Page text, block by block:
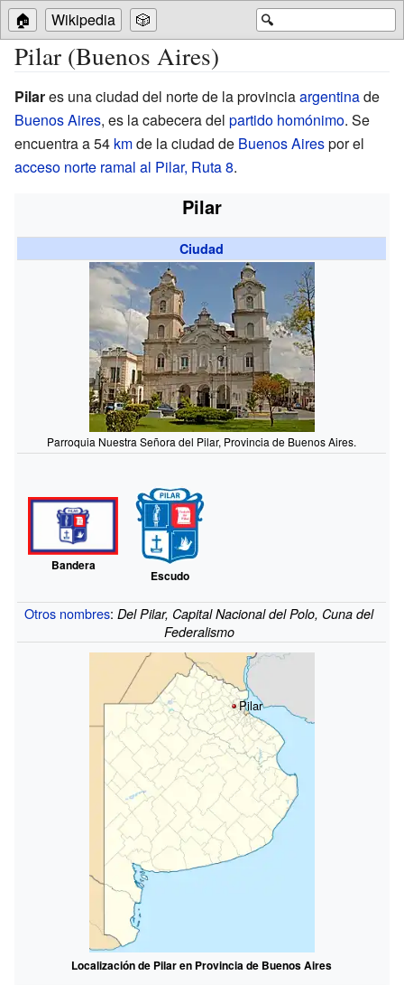
🔍
🏠 Wikipedia 🎲
Pilar (Buenos Aires)
Pilares una ciudad del norte de la provinciaargentinade
Buenos Aires, es la cabecera del partido homónimo. Se
encuentra a 54 kmde la ciudad de Buenos Airespor el
acceso norte ramal al Pilar, Ruta 8.
Pilar
Ciudad
Parroquia Nuestra Señora del Pilar, Provincia de Buenos Aires.
Bandera
Escudo
Otros nombres:Del Pilar, Capital Nacional del Polo, Cuna del
Federalismo
Pilar
Localización de Pilar en Provincia de Buenos Aires